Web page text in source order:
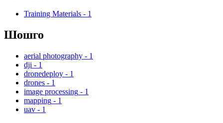
Training Materials - 1
Шошго
aerial photography - 1
dji - 1
dronedeploy - 1
drones - 1
image processing - 1
mapping - 1
uav - 1